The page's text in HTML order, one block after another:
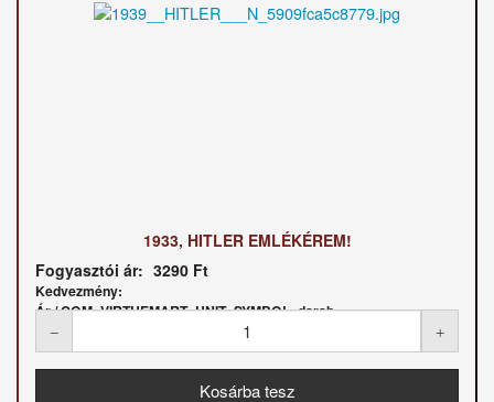
1933, HITLER EMLÉKÉREM!
Fogyasztói ár: 3290 Ft
Kedvezmény:
Ár / COM_VIRTUEMART_UNIT_SYMBOL_darab: